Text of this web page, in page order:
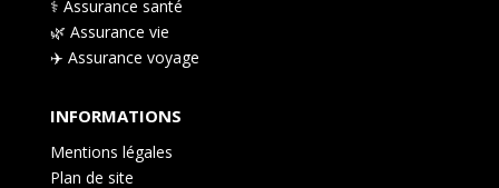
⚕️ Assurance santé
🌿 Assurance vie
✈️ Assurance voyage
INFORMATIONS
Mentions légales
Plan de site